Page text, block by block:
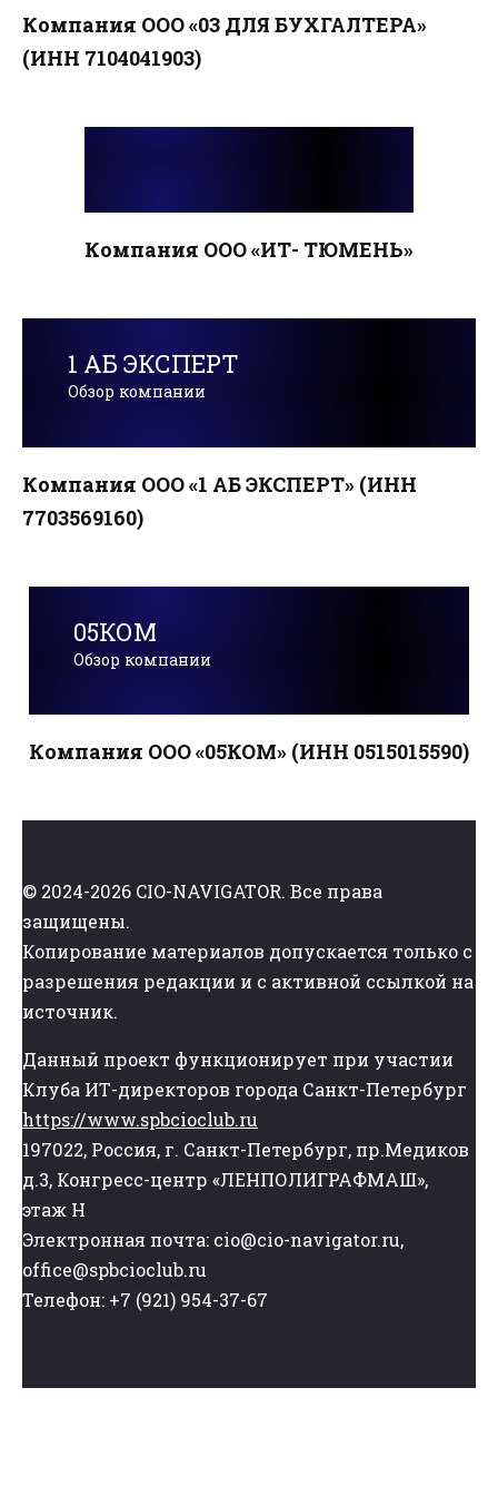
Компания ООО «03 ДЛЯ БУХГАЛТЕРА»
(ИНН 7104041903)
Компания ООО «ИТ- ТЮМЕНЬ»
1 АБ ЭКСПЕРТ
Обзор компании
Компания ООО «1 АБ ЭКСПЕРТ» (ИНН
7703569160)
05КОМ
Обзор компании
Компания ООО «05КОМ» (ИНН 0515015590)
© 2024-2026 CIO-NAVIGATOR. Все права
защищены.
Копирование материалов допускается только с
разрешения редакции и с активной ссылкой на
источник.
Данный проект функционирует при участии
Клуба ИТ-директоров города Санкт-Петербург
https://www.spbcioclub.ru
197022, Россия, г. Санкт-Петербург, пр.Медиков
д.3, Конгресс-центр «ЛЕНПОЛИГРАФМАШ»,
этаж Н
Электронная почта: cio@cio-navigator.ru,
office@spbcioclub.ru
Телефон: +7 (921) 954-37-67